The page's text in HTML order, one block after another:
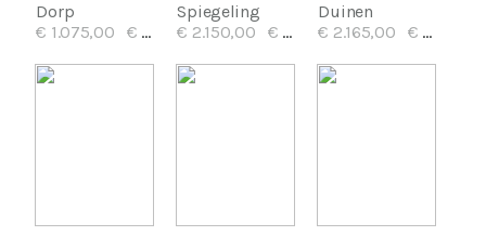
Dorp
€ 1.075,00
€ 18,50/mnd
Spiegeling
€ 2.150,00
€ 29,00/mnd
Duinen
€ 2.165,00
€ 29,00/mnd